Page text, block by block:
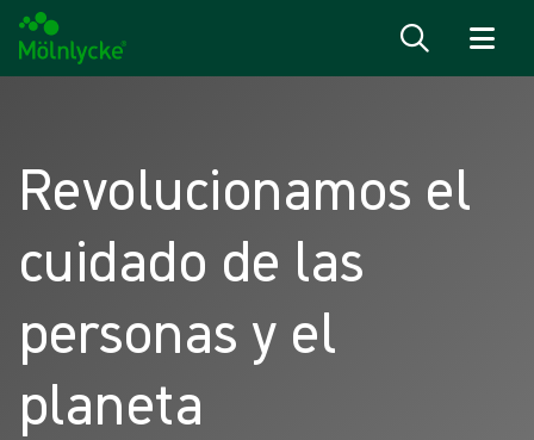
Revolucionamos el
cuidado de las
personas y el
planeta